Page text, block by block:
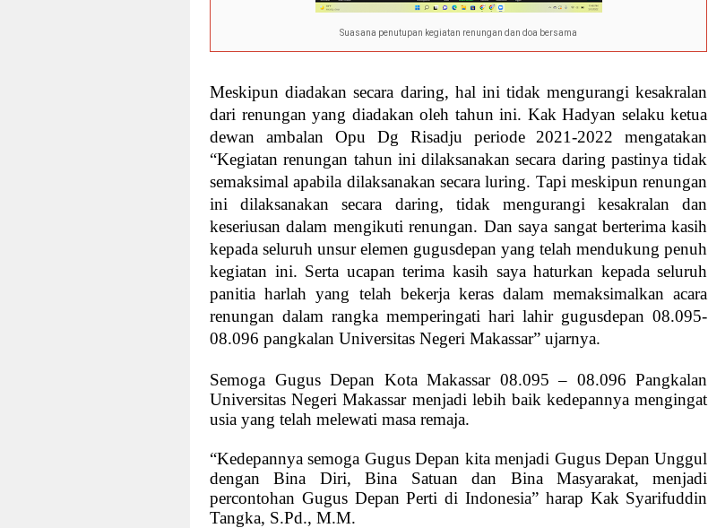
Suasana penutupan kegiatan renungan dan doa bersama
Meskipun diadakan secara daring, hal ini tidak mengurangi kesakralan
dari renungan yang diadakan oleh tahun ini. Kak Hadyan selaku ketua
dewan ambalan Opu Dg Risadju periode 2021-2022 mengatakan
“Kegiatan renungan tahun ini dilaksanakan secara daring pastinya tidak
semaksimal apabila dilaksanakan secara luring. Tapi meskipun renungan
ini dilaksanakan secara daring, tidak mengurangi kesakralan dan
keseriusan dalam mengikuti renungan. Dan saya sangat berterima kasih
kepada seluruh unsur elemen gugusdepan yang telah mendukung penuh
kegiatan ini. Serta ucapan terima kasih saya haturkan kepada seluruh
panitia harlah yang telah bekerja keras dalam memaksimalkan acara
renungan dalam rangka memperingati hari lahir gugusdepan 08.095-
08.096 pangkalan Universitas Negeri Makassar” ujarnya.
Semoga Gugus Depan Kota Makassar 08.095 – 08.096 Pangkalan
Universitas Negeri Makassar menjadi lebih baik kedepannya mengingat
usia yang telah melewati masa remaja.
“Kedepannya semoga Gugus Depan kita menjadi Gugus Depan Unggul
dengan Bina Diri, Bina Satuan dan Bina Masyarakat, menjadi
percontohan Gugus Depan Perti di Indonesia” harap Kak Syarifuddin
Tangka, S.Pd., M.M.